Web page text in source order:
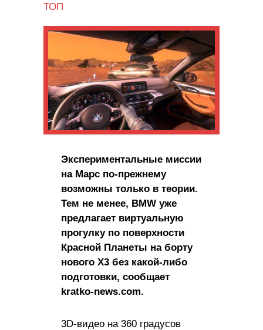
ТОП
Экспериментальные миссии
на Марс по-прежнему
возможны только в теории.
Тем не менее, BMW уже
предлагает виртуальную
прогулку по поверхности
Красной Планеты на борту
нового X3 без какой-либо
подготовки, сообщает
kratko-news.com.
3D-видео на 360 градусов